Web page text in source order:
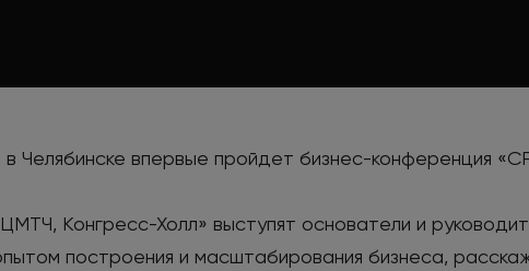
в Челябинске впервые пройдет бизнес-конференция
Конгресс-Холл» выступят основатели и
построения и масштабирования бизнеса,